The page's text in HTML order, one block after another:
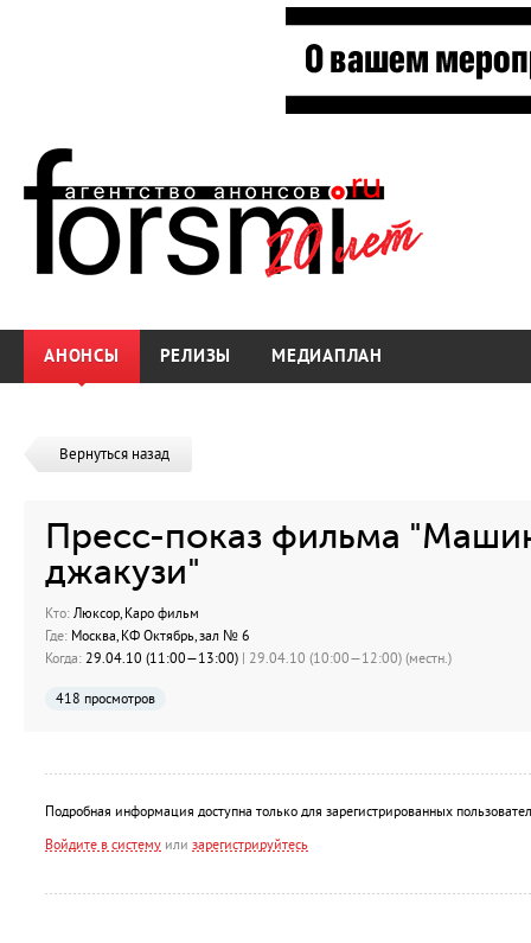
АНОНСЫ РЕЛИЗЫ МЕДИАПЛАН
Вернуться назад
Пресс-показ фильма
джакузи"
Кто: Люксор, Каро фильм
Где: Москва, КФ Октябрь, зал № 6
Когда: 29.04.10 (11:00—13:00) | 29.04.10 (10:00—12:00) (местн.)
418 просмотров
Подробная информация доступна только для зарегистрированных
Войдите в систему или зарегистрируйтесь